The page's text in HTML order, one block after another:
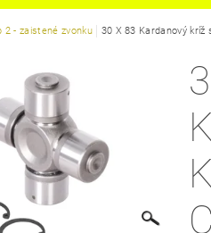
2 - zaistené zvonku 30 X 83 Kardanový kríž